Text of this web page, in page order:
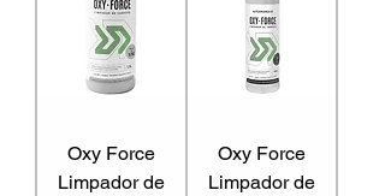
Oxy Force
Limpador de
Oxy Force
Limpador de